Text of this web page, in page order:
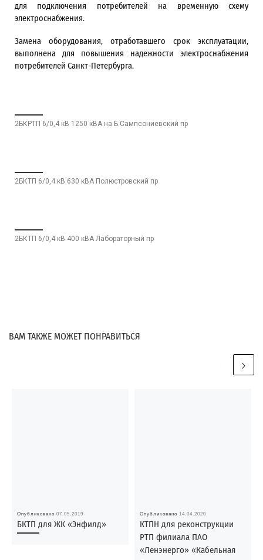
для подключения потребителей на временную схему
электроснабжения.
Замена оборудования, отработавшего срок эксплуатации,
выполнена для повышения надежности электроснабжения
потребителей Санкт-Петербурга.
2БКРТП 6/0,4 кВ 1250 кВА на Б.Сампсониевский пр
2БКТП 6/0,4 кВ 630 кВА Полюстровский пр
2БКТП 6/0,4 кВ 400 кВА Лабораторный пр
ВАМ ТАКЖЕ МОЖЕТ ПОНРАВИТЬСЯ
Опубликовано07.05.2019
БКТП для ЖК «Энфилд»
Опубликовано14.04.2020
КТПН для реконструкции
РТП филиала ПАО
«Ленэнерго» «Кабельная